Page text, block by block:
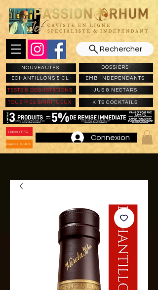
Rechercher
NOUVEAUTES
ECHANTILLONS 5 CL
DOSSIERS
EMB. INDEPENDANTS
TESTS & DEGUSTATIONS JUS & NECTARS
TOUS MES SPIRITUEUX KITS COCKTAILS
Espace PRO
Espace CLUBS
Connexion